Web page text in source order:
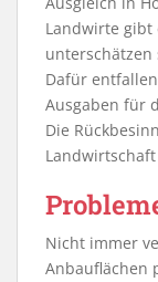
Landwirte gibt
Dafür
Ausgaben für
Die
Nicht immer
Anbauflächen